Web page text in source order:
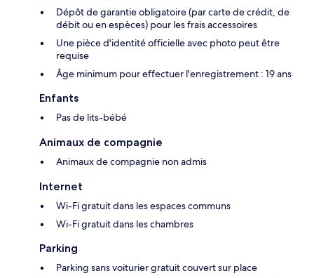
Dépôt de garantie obligatoire (par carte de crédit, de
débit ou en espèces) pour les frais accessoires
Une pièce d'identité officielle avec photo peut être
requise
Âge minimum pour effectuer l'enregistrement : 19 ans
Enfants
Pas de lits-bébé
Animaux de compagnie
Animaux de compagnie non admis
Internet
Wi-Fi gratuit dans les espaces communs
Wi-Fi gratuit dans les chambres
Parking
Parking sans voiturier gratuit couvert sur place